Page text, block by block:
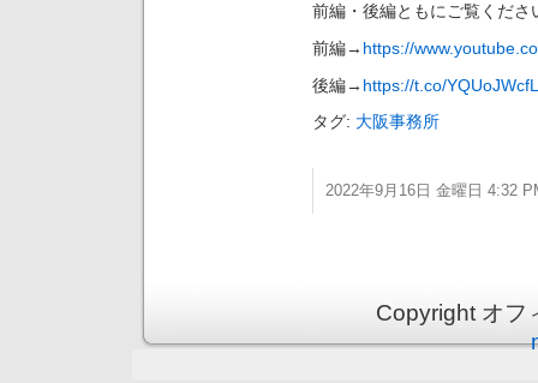
前編・後編ともにご覧くださ
前編→ https://
後編→ https://t.co/
タグ: 大阪事務所
2022年9月16日 金曜日 4:32
Copyright オ